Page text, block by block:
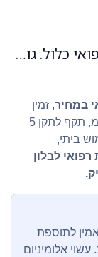
בלון חמצן רפואי אלומיניום. חמצן רפואי כלול. גובה 60 ס"מ. תקן 5 שנים. 3 / 5 / 22 ליטר. ס.מדיק יבוא
במחיר, זמין
בנפחים של 3, 5 ו-22 ליטר. גובה הבלון 60 ס"מ, תקף לתקן 5
ביתי,
רפואי לבלון
לתוספת
אלומיניום